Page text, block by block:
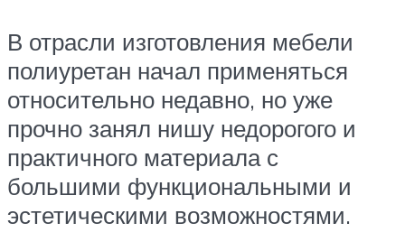
В отрасли изготовления мебели
полиуретан начал применяться
относительно недавно, но уже
прочно занял нишу недорогого и
практичного материала с
большими функциональными и
эстетическими возможностями.